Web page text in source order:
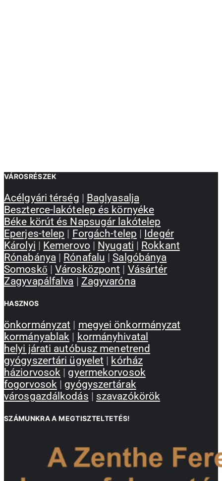
VÁROSRÉSZEK
Acélgyári térség
Baglyasalja
Beszterce-lakótelep és környéke
Béke körút és Napsugár lakótelep
Eperjes-telep
Forgách-telep
Idegér
Károlyi
Kemerovo Nyugati
Rokkant
Rónabánya| Rónafalu |Salgóbánya
Somoskő |Városközpont
Vásártér
Zagyvapálfalva
Zagyvaróna
HASZNOS
önkormányzat | megyei önkormányzat
kormányablak | kormányhivatal
helyi járati autóbusz menetrend
gyógyszertári ügyelet | kórház
háziorvosok | gyermekorvosok
fogorvosok | gyógyszertárak
városgazdálkodás | szavazókörök
SZÁMUNKRA A MEGTISZTELTETÉS!